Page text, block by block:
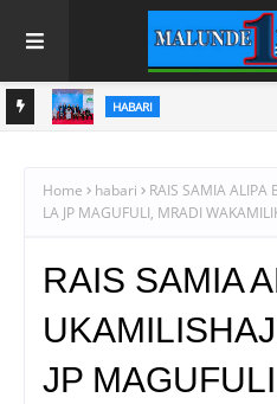
HABARI
Home habari
RAIS SAMIA ALIPA
LA JP MAGUFULI, MRADI
RAIS SAMIA
JP